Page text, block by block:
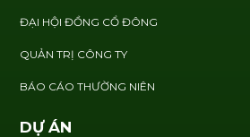
ĐẠI HỘI ĐỒNG CỔ ĐÔNG
QUẢN TRỊ CÔNG TY
BÁO CÁO THƯỜNG NIÊN
DỰ ÁN